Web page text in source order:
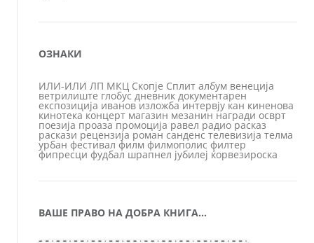
ОЗНАКИ
ИЛИ-ИЛИ ЛП МКЦ Скопје Сплит албум венеција
ветрилиште глобус дневник документарен
експозиција иванов изложба интервју кан киненова
кинотека концерт магазин мезанин награди осврт
поезија проаза промоција равел радио расказ
раскази рецензија роман санденс телевизија телма
урбан фестивал филм филмополис филтер
фипресци фудбал шрапнел јубилеј ќорвезироска
ВАШЕ ПРАВО НА ДОБРА КНИГА…